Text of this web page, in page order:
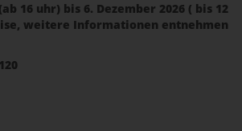
16 uhr) bis 6. Dezember 2026 ( bis 12
weitere Informationen entnehmen